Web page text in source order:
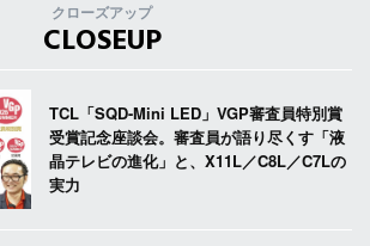
クローズアップ
CLOSEUP
TCL「SQD-Mini LED」VGP審査員特別賞
受賞記念座談会。審査員が語り尽くす「液
晶テレビの進化」と、X11L／C8L／C7Lの
実力